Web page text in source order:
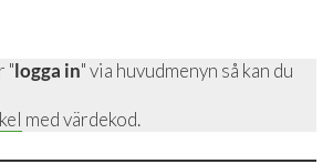
"logga in" via huvudmenyn så kan du
med värdekod.